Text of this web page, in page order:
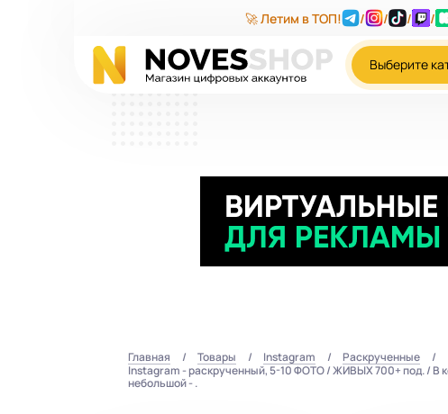
🚀 Летим в ТОП! / / / /
Выберите
Главная Товары Instagram
Раскрученные
Instagram - раскрученный, 5-10 ФОТО / ЖИВЫХ 700+ под. / В
небольшой - .